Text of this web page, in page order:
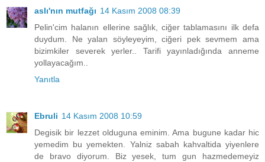
aslı'nın mutfağı 14 Kasım 2008 08:39
Pelin'cim halanın ellerine sağlık, ciğer tablamasını ilk defa
duydum. Ne yalan söyleyeyim, ciğeri pek sevmem ama
bizimkiler severek yerler.. Tarifi yayınladığında anneme
yollayacağım..
Yanıtla
Ebruli 14 Kasım 2008 10:59
Degisik bir lezzet olduguna eminim. Ama bugune kadar hic
yemedim bu yemekten. Yalniz sabah kahvaltida yiyenlere
de bravo diyorum. Biz yesek, tum gun hazmedemeyiz